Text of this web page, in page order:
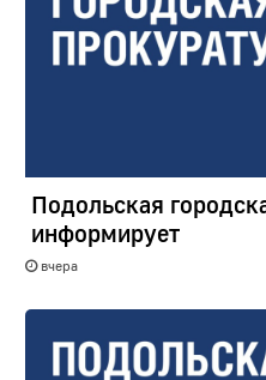
Подольская
информирует
вчера